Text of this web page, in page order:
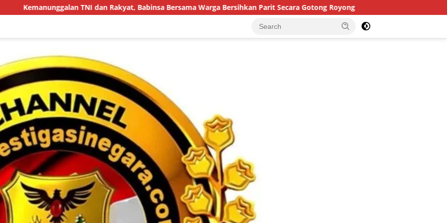
TNI dan Rakyat, Babinsa Bersama Warga Bersihkan Parit Secara Gotong Royong Mediasi Gagal Total, Kasus